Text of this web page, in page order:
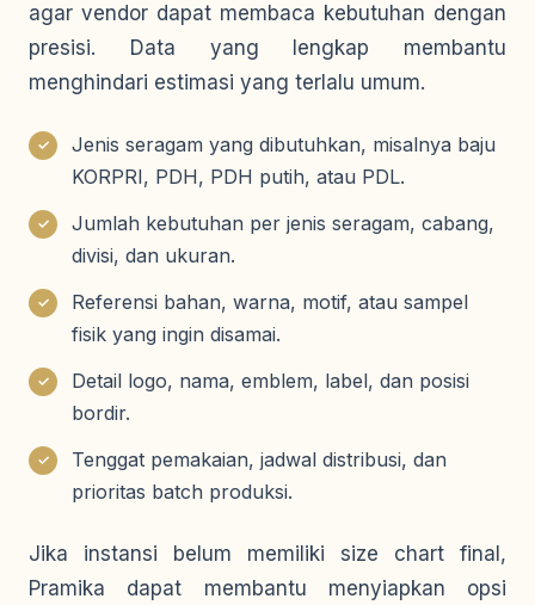
agar vendor dapat membaca kebutuhan dengan
presisi. Data yang lengkap membantu
menghindari estimasi yang terlalu umum.
✓
Jenis seragam yang dibutuhkan, misalnya baju
KORPRI, PDH, PDH putih, atau PDL.
✓
Jumlah kebutuhan per jenis seragam, cabang,
divisi, dan ukuran.
✓
Referensi bahan, warna, motif, atau sampel
fisik yang ingin disamai.
✓
Detail logo, nama, emblem, label, dan posisi
bordir.
✓
Tenggat pemakaian, jadwal distribusi, dan
prioritas batch produksi.
Jika instansi belum memiliki size chart final,
Pramika dapat membantu menyiapkan opsi